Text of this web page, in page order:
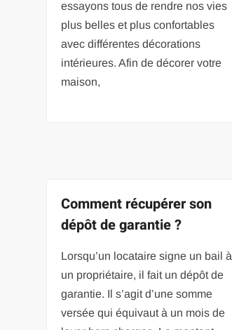
essayons tous de rendre nos vies
plus belles et plus confortables
avec différentes décorations
intérieures. Afin de décorer votre
maison,
Comment récupérer son
dépôt de garantie ?
Lorsqu’un locataire signe un bail à
un propriétaire, il fait un dépôt de
garantie. Il s’agit d’une somme
versée qui équivaut à un mois de